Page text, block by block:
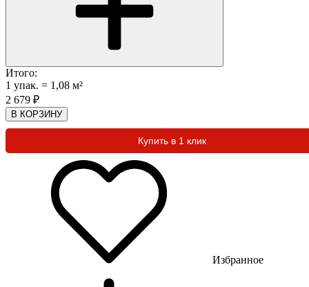
Итого:
1 упак. = 1,08 м²
2 679 ₽
В КОРЗИНУ
Купить в 1 клик
Избранное